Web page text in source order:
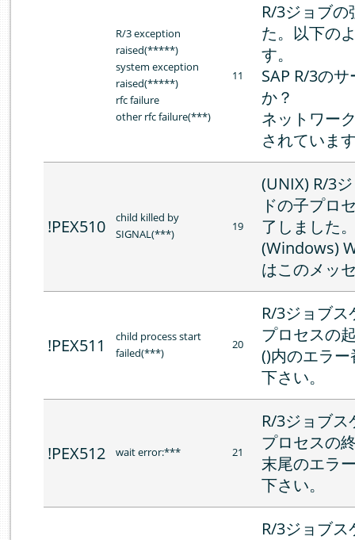
R/3 exception
raised(*****)
system exception
raised(*****)
rfc failure
other rfc failure(***)
11
R/3ジョブ
た。以下の
す。
SAP R/3の
か？
ネットワー
されていま
!PEX510
child killed by
SIGNAL(***)
19
(UNIX) R/3
ドの子プロ
了しました
(Windows)
はこのメッ
!PEX511
child process start
failed(***)
20
R/3ジョブ
プロセスの
()内のエラ
下さい。
!PEX512 wait error:*** 21
R/3ジョブ
プロセスの
末尾のエラ
下さい。
R/3ジョブ